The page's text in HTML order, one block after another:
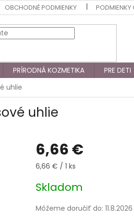
OBCHODNÉ PODMIENKY PODMIENKY
PRÍRODNÁ KOZMETIKA PRE DETI
uhlie
uhlie
6,66 €
Jednotková
6,66 € / 1 ks
Skladom
Môžeme doručiť do: 11.8.2026